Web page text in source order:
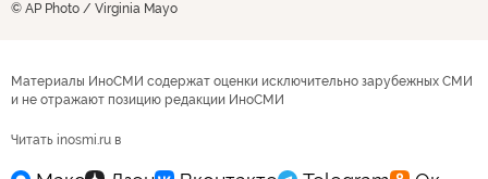
© AP Photo / Virginia Mayo
Материалы ИноСМИ содержат оценки исключительно зарубежных СМИ
и не отражают позицию редакции ИноСМИ
Читать inosmi.ru в